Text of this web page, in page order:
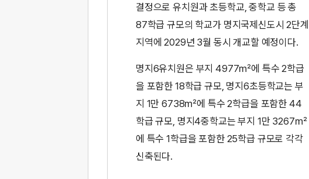
결정으로 유치원과 초등학교, 중학교 등 총
87학급 규모의 학교가 명지국제신도시 2단계
지역에 2029년 3월 동시 개교할 예정이다.
명지6유치원은 부지 4977㎡에 특수 2학급
을 포함한 18학급 규모, 명지6초등학교는 부
지 1만 6738㎡에 특수 2학급을 포함한 44
학급 규모, 명지4중학교는 부지 1만 3267㎡
에 특수 1학급을 포함한 25학급 규모로 각각
신축된다.